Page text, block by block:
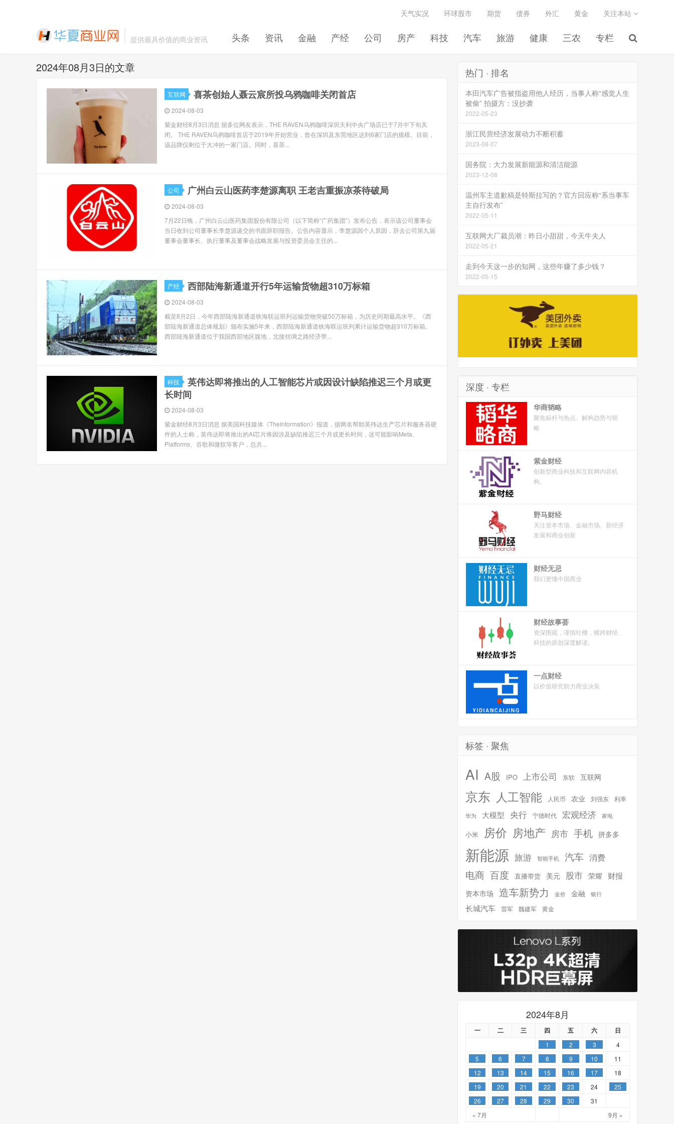
提供最具价值的商业资讯 头条 资讯 金融 产经 公司 房产 科技 汽车 旅游 健康 三农 专栏
天气实况 环球股市 期货 债券 外汇 黄金 关注本站
2024年08月3日的文章
互联网 喜茶创始人聂云宸所投乌鸦咖啡关闭首店
2024-08-03
紫金财经8月3日消息 据多位网友表示，THE RAVEN乌鸦咖啡深圳天利中央广场店已于7月中下旬关
闭。 THE RAVEN乌鸦咖啡首店于2019年开始营业，曾在深圳及东莞地区达到6家门店的规模。目前，
该品牌仅剩位于大冲的一家门店。同时，喜茶...
公司 广州白云山医药李楚源离职 王老吉重振凉茶待破局
2024-08-03
7月22日晚，广州白云山医药集团股份有限公司（以下简称“广药集团”）发布公告，表示该公司董事会
当日收到公司董事长李楚源递交的书面辞职报告。公告内容显示，李楚源因个人原因，辞去公司第九届
董事会董事长、执行董事及董事会战略发展与投资委员会主任的...
产经 西部陆海新通道开行5年运输货物超310万标箱
2024-08-03
截至8月2日，今年西部陆海新通道铁海联运班列运输货物突破50万标箱，为历史同期最高水平。《西
部陆海新通道总体规划》颁布实施5年来，西部陆海新通道铁海联运班列累计运输货物超310万标箱。
西部陆海新通道位于我国西部地区腹地，北接丝绸之路经济带...
科技
英伟达即将推出的人工智能芯片或因设计缺陷推迟三个月或更
长时间
2024-08-03
紫金财经8月3日消息 据美国科技媒体《TheInformation》报道，据两名帮助英伟达生产芯片和服务器硬
件的人士称，英伟达即将推出的AI芯片将因涉及缺陷推迟三个月或更长时间，这可能影响Meta、
Platforms、谷歌和微软等客户，总共...
热门 · 排名
本田汽车广告被指盗用他人经历，当事人称“感觉人生
被偷” 拍摄方：没抄袭
2022-05-23
浙江民营经济发展动力不断积蓄
2023-08-07
国务院：大力发展新能源和清洁能源
2023-12-08
温州车主道歉稿是特斯拉写的？官方回应称“系当事车
主自行发布”
2022-05-11
互联网大厂裁员潮：昨日小甜甜，今天牛夫人
2022-05-21
走到今天这一步的知网，这些年赚了多少钱？
2022-05-15
深度 · 专栏
华商韬略
聚焦标杆与热点、解构趋势与韬
略
紫金财经
创新型商业科技和互联网内容机
构。
野马财经
关注资本市场、金融市场、新经济
发展和商业创新
财经无忌
我们更懂中国商业
财经故事荟
资深围观，谨慎吐槽，横跨财经、
科技的原创深度解读。
一点财经
以价值研究助力商业决策
标签 · 聚焦
AI A股 IPO 上市公司 东软 互联网
京东 人工智能 人民币 农业 刘强东 利率
华为 大模型 央行 宁德时代 宏观经济 家电
小米 房价 房地产 房市 手机 拼多多
新能源 旅游 智能手机 汽车 消费
电商 百度 直播带货 美元 股市 荣耀 财报
资本市场 造车新势力 金价 金融 银行
长城汽车 雷军 魏建军 黄金
2024年8月
一 二 三 四 五 六 日
« 7月 9月 »
1 2 3
4
5
6 7 8 9 10
11
12
13 14 15 16 17
18
19
20 21 22 23 24
25
26
27 28 29 30 31